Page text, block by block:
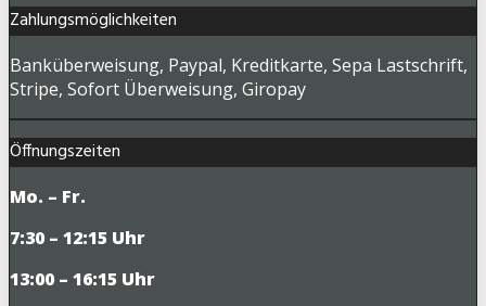
Zahlungsmöglichkeiten
Banküberweisung, Paypal, Kreditkarte, Sepa Lastschrift,
Stripe, Sofort Überweisung, Giropay
Öffnungszeiten
Mo. – Fr.
7:30 – 12:15 Uhr
13:00 – 16:15 Uhr